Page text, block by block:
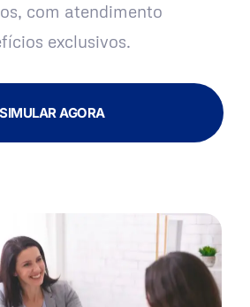
com atendimento
exclusivos.
SIMULAR AGORA